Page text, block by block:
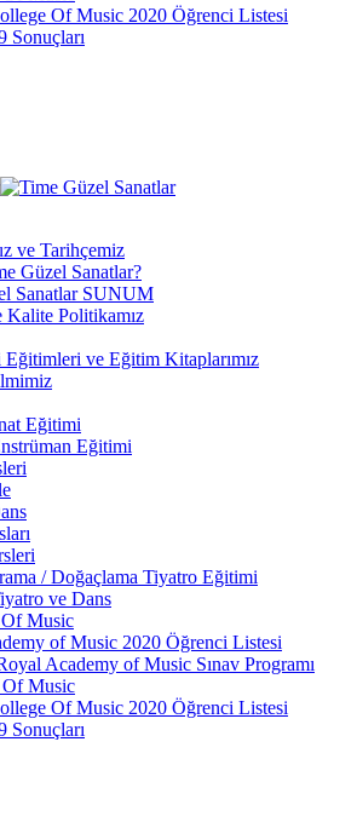
Of Music 2020 Öğrenci Listesi
Sonuçları
ve Tarihçemiz
Güzel Sanatlar?
Sanatlar SUNUM
Kalite Politikamız
ve Eğitim Kitaplarımız
Eğitimi
Eğitimi
/ Doğaçlama Tiyatro Eğitimi
ve Dans
Music
of Music 2020 Öğrenci Listesi
Academy of Music Sınav Programı
Music
Of Music 2020 Öğrenci Listesi
Sonuçları